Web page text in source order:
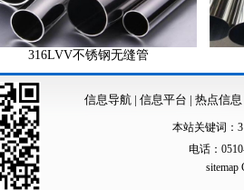
316LVV不锈钢无缝管 超
信息导航| 信息平台 | 热点信息
本站关键词：
电话：
sitemap